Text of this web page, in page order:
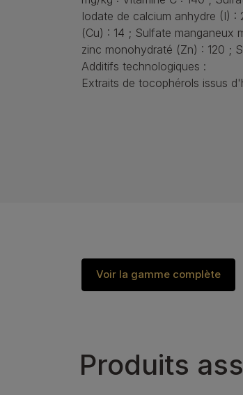
Iodate de calcium anhydre (I) :
(Cu) : 14 ; Sulfate manganeux
zinc monohydraté (Zn) : 120 ;
Additifs technologiques :
Extraits de tocophérols issus
Voir la gamme complète
Produits